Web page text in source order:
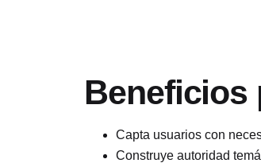
Beneficios
Capta usuarios con
Construye autoridad